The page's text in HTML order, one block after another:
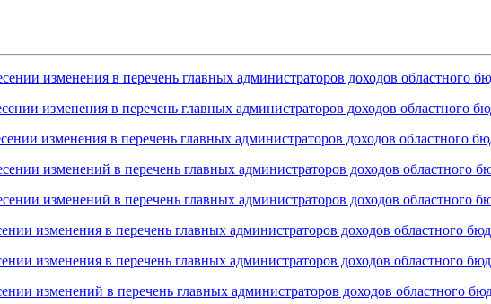
изменения в перечень главных администраторов доходов областного
изменения в перечень главных администраторов доходов областного
изменения в перечень главных администраторов доходов областного
изменений в перечень главных администраторов доходов областного
изменений в перечень главных администраторов доходов областного
изменения в перечень главных администраторов доходов областного
изменения в перечень главных администраторов доходов областного
изменений в перечень главных администраторов доходов областного